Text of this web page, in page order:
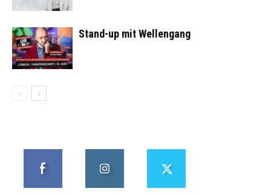
Stand-up mit Wellengang